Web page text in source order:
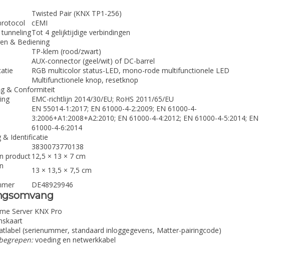
Twisted Pair (KNX TP1-256)
cEMI
Tot 4 gelijktijdige verbindingen
& Bediening
TP-klem (rood/zwart)
AUX-connector (geel/wit) of DC-barrel
RGB multicolor status-LED, mono-rode multifunctionele LED
Multifunctionele knop, resetknop
& Conformiteit
EMC-richtlijn 2014/30/EU; RoHS 2011/65/EU
EN 55014-1:2017; EN 61000-4-2:2009; EN 61000-4-
3:2006+A1:2008+A2:2010; EN 61000-4-4:2012; EN 61000-4-5:2014; EN
61000-4-6:2014
& Identificatie
3830073770138
product12,5 × 13 × 7 cm
13 × 13,5 × 7,5 cm
DE48929946
Server KNX Pro
(serienummer, standaard inloggegevens, Matter-pairingcode)
voeding en netwerkkabel